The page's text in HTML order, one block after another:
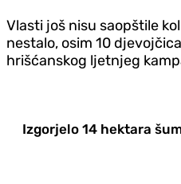
Vlasti još nisu saopštile
nestalo, osim 10
hrišćanskog ljetnjeg
Izgorjelo 14 hektara